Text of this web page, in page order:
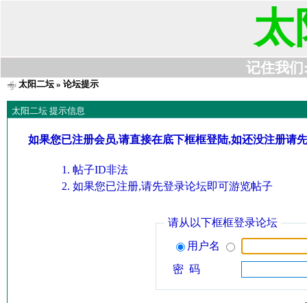
太
记住我们
太阳二坛» 论坛提示
太阳二坛 提示信息
如果您已注册会员,请直接在底下框框登陆,如还没注册请
帖子ID非法
如果您已注册,请先登录论坛即可游览帖子
请从以下框框登录论坛
用户名
密 码